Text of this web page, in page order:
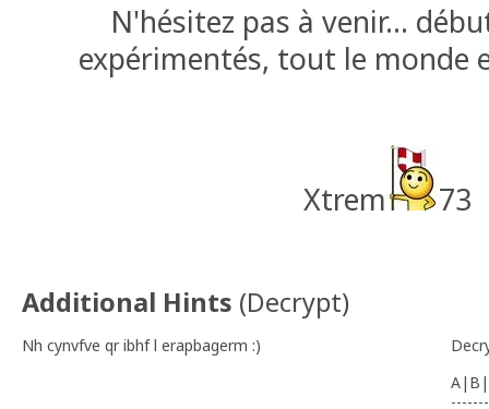
N'hésitez pas à venir...
expérimentés, tout le monde
Xtrem 73
Additional Hints (Decrypt)
Nh cynvfve qr ibhf l erapbagerm :)